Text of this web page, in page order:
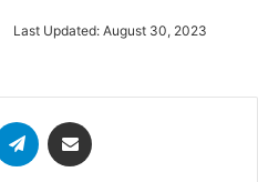
Last Updated: August 30, 2023